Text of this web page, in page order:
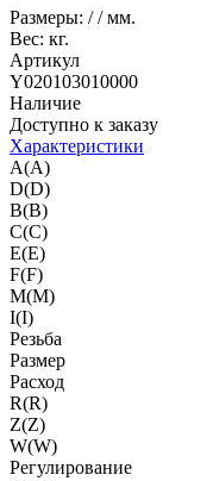
Размеры: //мм.
Вес: кг.
Артикул
Y020103010000
Наличие
Доступно к заказу
Характеристики
A(A)
D(D)
B(B)
C(C)
E(E)
F(F)
M(M)
I(I)
Резьба
Размер
Расход
R(R)
Z(Z)
W(W)
Регулирование